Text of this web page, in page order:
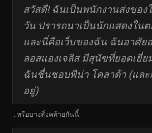
สวัสดี! ฉันเป็นพนักงานส่งของ
วัน ปรารถนาเป็นนักแสดงใน
และนี่คือเว็บของฉัน ฉันอาศัย
ลอสแองเจลิส มีสุนัขที่ยอดเยี่
ฉันชื่นชอบพีน่า โคลาด้า (และ
อยู่)
…หรือบางสิ่งคล้ายกันนี้: